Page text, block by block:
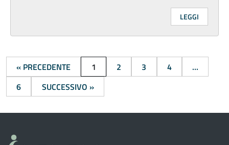
LEGGI
« PRECEDENTE 1 2 3 4
...
6
SUCCESSIVO »